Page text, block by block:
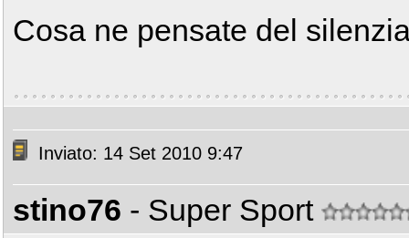
Cosa ne pensate del
Inviato: 14 Set 2010 9:47
stino76 - Super Sport